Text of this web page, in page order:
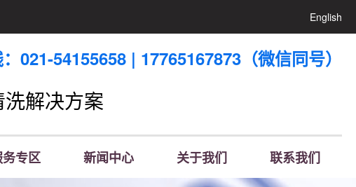
English
021-54155658 | 17765167873（微信同号）
解决方案
务专区 新闻中心 关于我们 联系我们